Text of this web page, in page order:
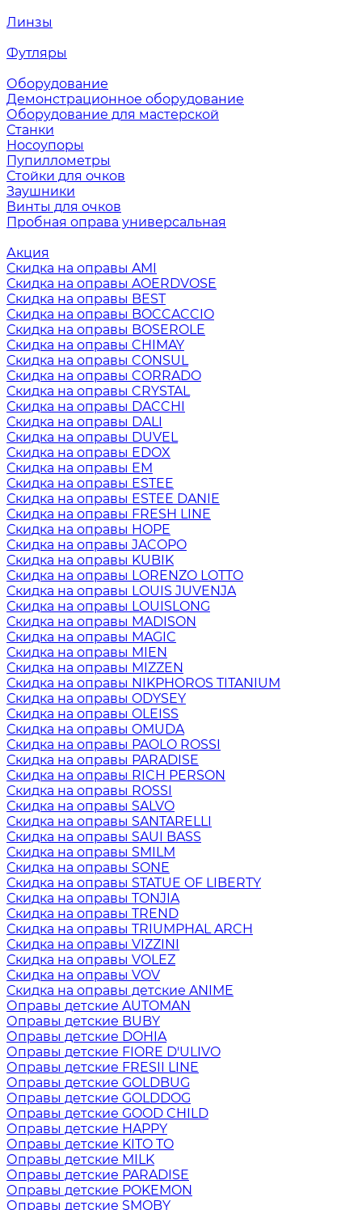
Линзы
Футляры
Оборудование
Демонстрационное оборудование
Оборудование для мастерской
Станки
Носоупоры
Пупиллометры
Стойки для очков
Заушники
Винты для очков
Пробная оправа универсальная
Акция
Скидка на оправы AMI
Скидка на оправы AOERDVOSE
Скидка на оправы BEST
Скидка на оправы BOCCACCIO
Скидка на оправы BOSEROLE
Скидка на оправы CHIMAY
Скидка на оправы CONSUL
Скидка на оправы CORRADO
Скидка на оправы CRYSTAL
Скидка на оправы DACCHI
Скидка на оправы DALI
Скидка на оправы DUVEL
Скидка на оправы EDOX
Скидка на оправы EM
Скидка на оправы ESTEE
Скидка на оправы ESTEE DANIE
Скидка на оправы FRESH LINE
Скидка на оправы HOPE
Скидка на оправы JACOPO
Скидка на оправы KUBIK
Скидка на оправы LORENZO LOTTO
Скидка на оправы LOUIS JUVENJA
Скидка на оправы LOUISLONG
Скидка на оправы MADISON
Скидка на оправы MAGIC
Скидка на оправы MIEN
Скидка на оправы MIZZEN
Скидка на оправы NIKPHOROS TITANIUM
Скидка на оправы ODYSEY
Скидка на оправы OLEISS
Скидка на оправы OMUDA
Скидка на оправы PAOLO ROSSI
Скидка на оправы PARADISE
Скидка на оправы RICH PERSON
Скидка на оправы ROSSI
Скидка на оправы SALVO
Скидка на оправы SANTARELLI
Скидка на оправы SAUI BASS
Скидка на оправы SMILM
Скидка на оправы SONE
Скидка на оправы STATUE OF LIBERTY
Скидка на оправы TONJIA
Скидка на оправы TREND
Скидка на оправы TRIUMPHAL ARCH
Скидка на оправы VIZZINI
Скидка на оправы VOLEZ
Скидка на оправы VOV
Скидка на оправы детские ANIME
Оправы детские AUTOMAN
Оправы детские BUBY
Оправы детские DOHIA
Оправы детские FIORE D'ULIVO
Оправы детские FRESII LINE
Оправы детские GOLDBUG
Оправы детские GOLDDOG
Оправы детские GOOD CHILD
Оправы детские HAPPY
Оправы детские KITO TO
Оправы детские MILK
Оправы детские PARADISE
Оправы детские POKEMON
Оправы детские SMOBY